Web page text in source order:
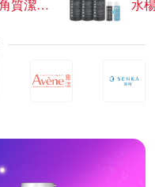
雙酸角質潔膚露
水